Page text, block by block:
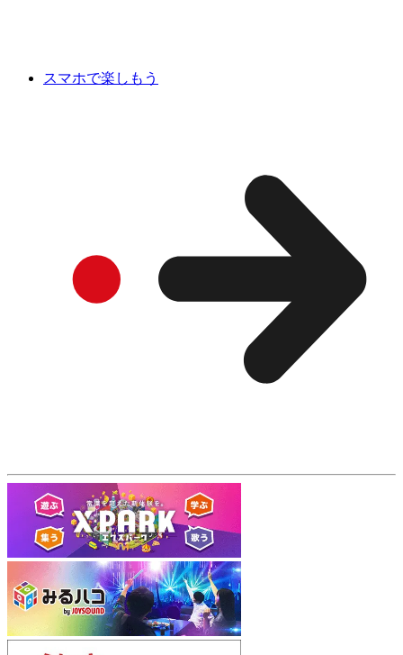
スマホで楽しもう